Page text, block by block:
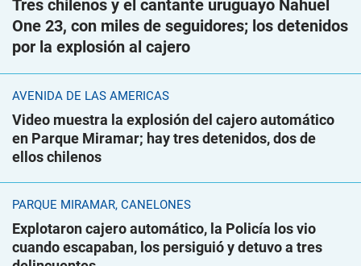
Tres chilenos y el cantante uruguayo Nahuel
One 23, con miles de seguidores; los detenidos
por la explosión al cajero
AVENIDA DE LAS AMÉRICAS
Video muestra la explosión del cajero automático
en Parque Miramar; hay tres detenidos, dos de
ellos chilenos
PARQUE MIRAMAR, CANELONES
Explotaron cajero automático, la Policía los vio
cuando escapaban, los persiguió y detuvo a tres